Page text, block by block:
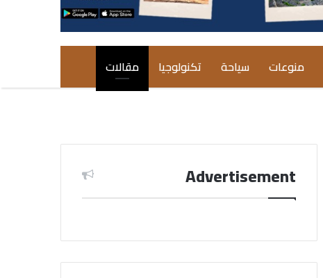
منوعات سياحة تكنولوجيا مقالات
Advertisement